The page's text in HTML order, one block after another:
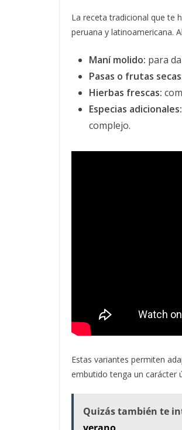
La receta tradicional que te
peruana y latinoamericana.
Maní molido: para
Pasas o frutas
Hierbas frescas:
Especias adicionales:
complejo.
Estas variantes permiten
embutido tenga un carácter
Quizás también te